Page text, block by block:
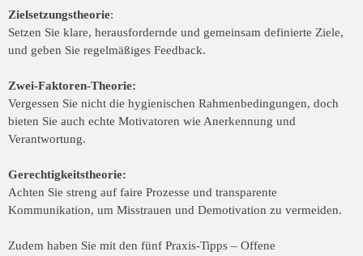
Zielsetzungstheorie:
Setzen Sie klare, herausfordernde und gemeinsam definierte Ziele,
und geben Sie regelmäßiges Feedback.
Zwei-Faktoren-Theorie:
Vergessen Sie nicht die hygienischen Rahmenbedingungen, doch
bieten Sie auch echte Motivatoren wie Anerkennung und
Verantwortung.
Gerechtigkeitstheorie:
Achten Sie streng auf faire Prozesse und transparente
Kommunikation, um Misstrauen und Demotivation zu vermeiden.
Zudem haben Sie mit den fünf Praxis-Tipps – Offene